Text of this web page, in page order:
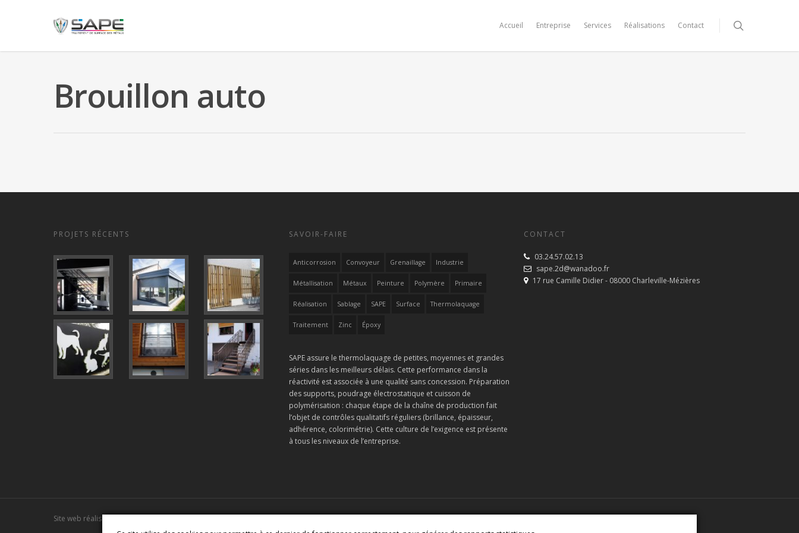
Accueil Entreprise Services Réalisations Contact
Brouillon auto
PROJETS RÉCENTS SAVOIR-FAIRE
Anticorrosion Convoyeur Grenaillage Industrie
Métallisation Métaux Peinture Polymère Primaire
Réalisation Sablage SAPE Surface Thermolaquage
Traitement Zinc Époxy
SAPE assure le thermolaquage de petites, moyennes et grandes
séries dans les meilleurs délais. Cette performance dans la
réactivité est associée à une qualité sans concession. Préparation
des supports, poudrage électrostatique et cuisson de
polymérisation : chaque étape de la chaîne de production fait
l’objet de contrôles qualitatifs réguliers (brillance, épaisseur,
adhérence, colorimétrie). Cette culture de l’exigence est présente
à tous les niveaux de l’entreprise.
CONTACT
03.24.57.02.13
sape.2d@wanadoo.fr
17 rue Camille Didier - 08000 Charleville-Mézières
Site web réalisé par